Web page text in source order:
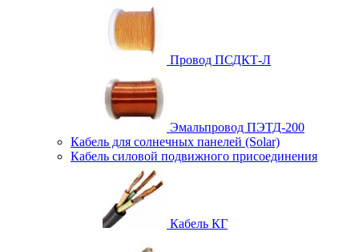
Провод ПСДКТ-Л
Эмальпровод ПЭТД-200
Кабель для солнечных панелей (Solar)
Кабель силовой подвижного присоединения
Кабель КГ